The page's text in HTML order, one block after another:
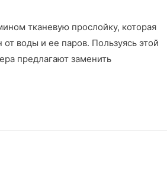
тканевую прослойку, которая
воды и ее паров. Пользуясь этой
предлагают заменить